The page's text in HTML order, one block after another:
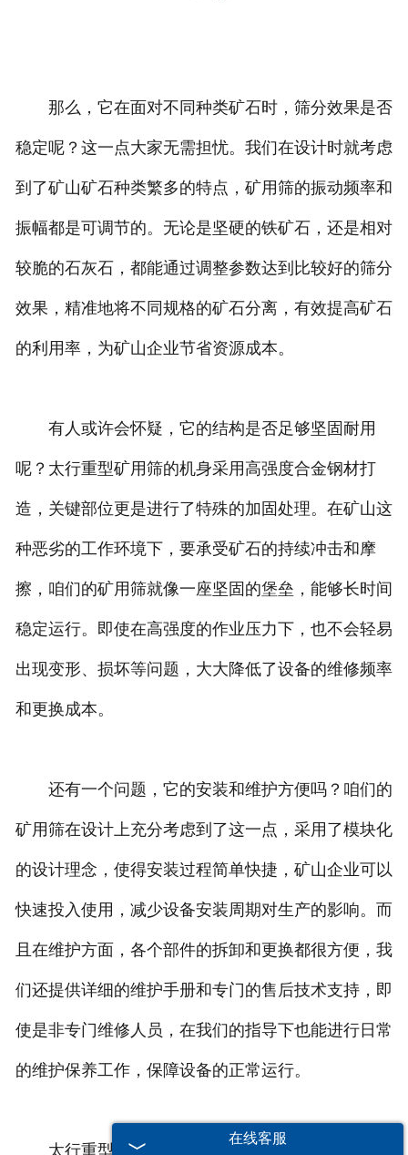
那么，它在面对不同种类矿石时，筛分效果是否
稳定呢？这一点大家无需担忧。我们在设计时就考虑
到了矿山矿石种类繁多的特点，矿用筛的振动频率和
振幅都是可调节的。无论是坚硬的铁矿石，还是相对
较脆的石灰石，都能通过调整参数达到比较好的筛分
效果，精准地将不同规格的矿石分离，有效提高矿石
的利用率，为矿山企业节省资源成本。
有人或许会怀疑，它的结构是否足够坚固耐用
呢？太行重型矿用筛的机身采用高强度合金钢材打
造，关键部位更是进行了特殊的加固处理。在矿山这
种恶劣的工作环境下，要承受矿石的持续冲击和摩
擦，咱们的矿用筛就像一座坚固的堡垒，能够长时间
稳定运行。即使在高强度的作业压力下，也不会轻易
出现变形、损坏等问题，大大降低了设备的维修频率
和更换成本。
还有一个问题，它的安装和维护方便吗？咱们的
矿用筛在设计上充分考虑到了这一点，采用了模块化
的设计理念，使得安装过程简单快捷，矿山企业可以
快速投入使用，减少设备安装周期对生产的影响。而
且在维护方面，各个部件的拆卸和更换都很方便，我
们还提供详细的维护手册和专门的售后技术支持，即
使是非专门维修人员，在我们的指导下也能进行日常
的维护保养工作，保障设备的正常运行。
太行重型矿用筛凭借其出色的处理能力、稳定的
在线客服